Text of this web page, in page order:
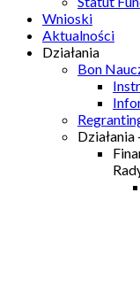
Wnioski
Aktualności
Działania
Bon
Działania